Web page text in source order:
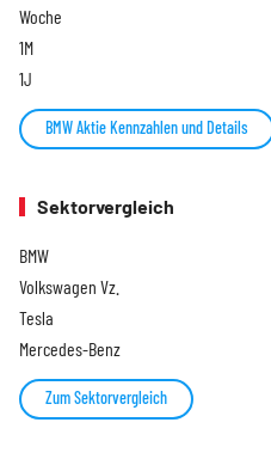
Woche
1M
1J
BMW Aktie Kennzahlen und Details
Sektorvergleich
BMW
Volkswagen Vz.
Tesla
Mercedes-Benz
Zum Sektorvergleich